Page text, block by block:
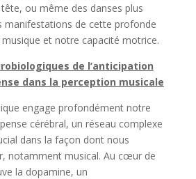
ou même des danses plus
manifestations de cette profonde
et notre capacité motrice.
de l’anticipation
dans la perception musicale
engage profondément notre
cérébral, un réseau complexe
dans la façon dont nous
notamment musical. Au cœur de
la dopamine, un